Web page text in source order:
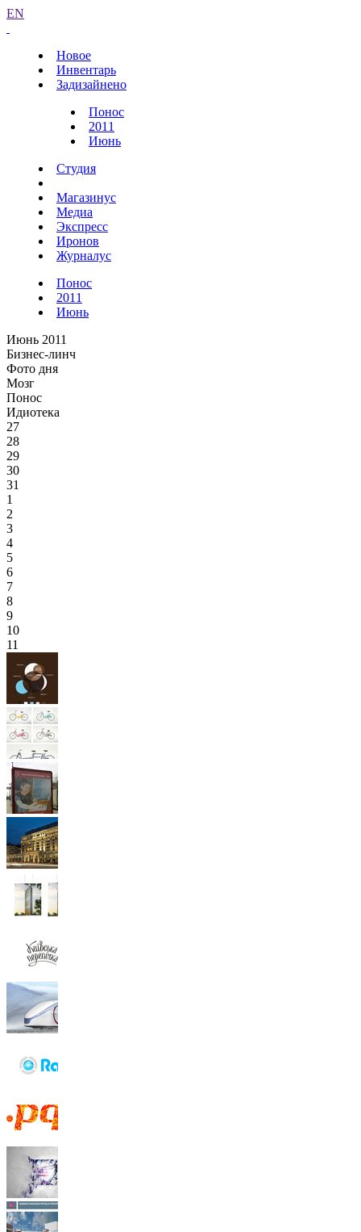
EN
Новое
Инвентарь
Задизайнено
Понос
2011
Июнь
Студия
Магазинус
Медиа
Экспресс
Иронов
Журналус
Понос
2011
Июнь
Июнь 2011
Бизнес-линч
Фото дня
Мозг
Понос
Идиотека
27
28
29
30
31
1
2
3
4
5
6
7
8
9
10
11